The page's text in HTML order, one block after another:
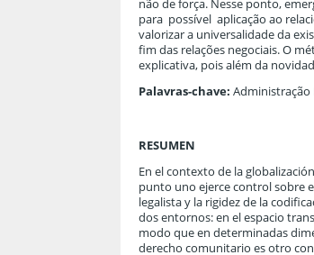
não de força. Nesse ponto,
para possível aplicação ao
valorizar a universalidade da
fim das relações negociais. O
explicativa, pois além da
Palavras-chave: Administração
RESUMEN
En el contexto de la
punto uno ejerce control sobre
legalista y la rigidez de la
dos entornos: en el espacio
modo que en determinadas
derecho comunitario es otro